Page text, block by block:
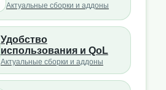
Актуальные сборки и аддоны
Удобство
использования и QoL
Актуальные сборки и аддоны